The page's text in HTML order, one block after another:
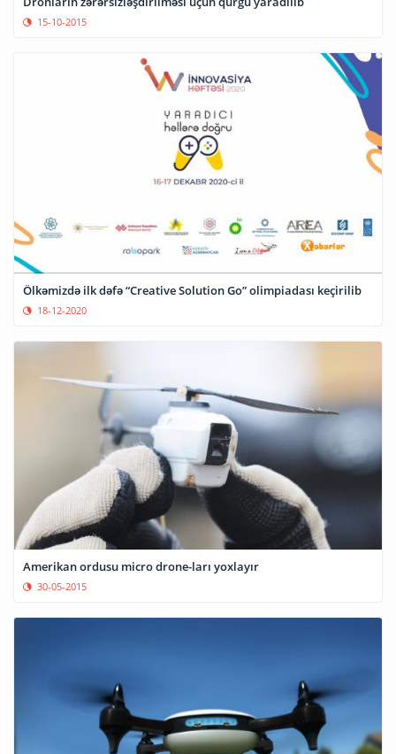
15-10-2015
Ölkəmizdə ilk dəfə “Creative Solution Go” olimpiadası keçirilib
18-12-2020
Amerikan ordusu micro drone-ları yoxlayır
30-05-2015